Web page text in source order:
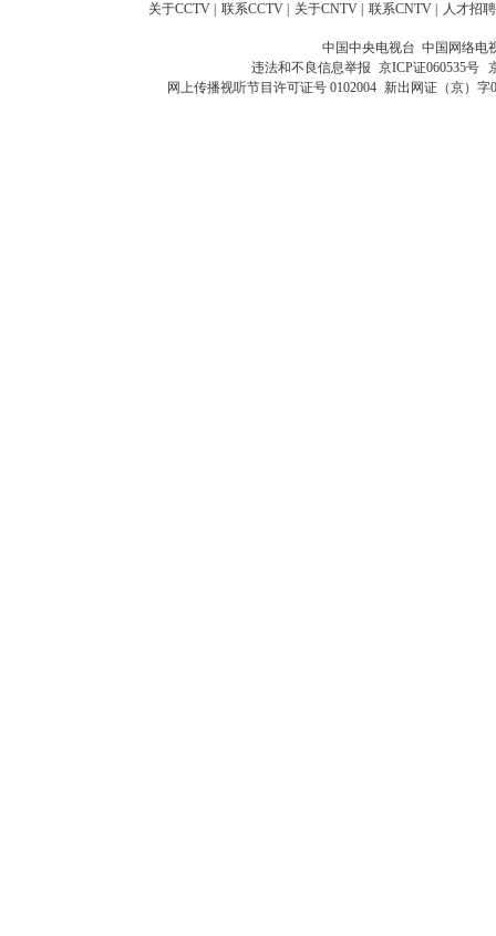
关于CCTV 联系CCTV 关于CNTV 联系CNTV 人才招聘
中国中央电视台 中国网络电
违法和不良信息举报 京ICP证060535号
网上传播视听节目许可证号 0102004 新出网证（京）